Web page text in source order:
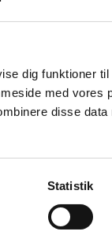
dig funktioner
med vores
disse
Statistik